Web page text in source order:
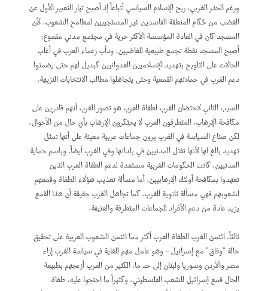
ورغم الحذر الغربي، ربح الإسلام السياسي أتباعاً إذ أصبح تيار التعبير الأول عن
الغضب من حُكام المنطقة الفاسدين غير المستجيبين لمطامح الشعوب. لأن
المسجد كان في العادة المؤسسة الأكثر حرية في مجتمع مدني مقموع؛
أصبح المسجد نقطة تجمع طبيعية للغاضبين. ودأب زعماء العرب في أغلب
الحالات على التلويح بتهديد الإسلاميين العدوانيين كبديل لهم حتى يضمنوا
دعم الغرب في حملاتهم القمعية وحتى يتجاهلوا مطالب الانتخابات النزيهة.
السبب الثاني لاحتضان الغرب لطغاة العرب هو تصور الغرب أنهم قادرين على
مكافحة الإرهاب. المتطرفون العرب لا يحتكرون الإرهاب بأي حال من الأحوال،
لكن صناع السياسة في الغرب يرون جماعات عربية معينة على أنها تمثل
تهديد بالغ لها لأنها تقتل المدنيين في بلدانها وفي الغرب أيضاً. وباسم حماية
المدنيين، كانت الحكومات الغربية مستعدة لدعم الطغاة العرب الذين
تعهدوا بمكافحة أولئك الإرهابيين. أما مسألة تعذيب هؤلاء الطغاة وقمعهم
لشعوبهم فهي مسألة ثانوية للغرب. كما تجاهل الغرب حقيقة أن هذا القمع
يزيد عادة من دعم الأفراد للجماعات المتطرفة والعنيفة.
ثالثاً، ائتمن الغرب الطغاة العرب أكثر مما ائتمن الشعوب العربية على تحقيق
حالة "وفاق" مع إسرائيل – وهو عامل مهم للغاية في سياسة الغرب إزاء
مصر والأردن وسوريا ولبنان إلى حد ما. الكثير من العرب أزعجهم بطبيعة
الحال قمع إسرائيل للشعب الفلسطيني، وكثيراً ما احتجوا عليه. طغاة